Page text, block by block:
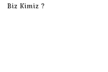
Biz Kimiz ?